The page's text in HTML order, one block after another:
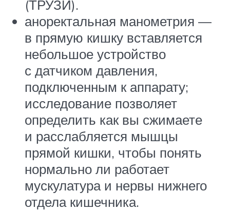
(ТРУЗИ).
аноректальная манометрия —
в прямую кишку вставляется
небольшое устройство
с датчиком давления,
подключенным к аппарату;
исследование позволяет
определить как вы сжимаете
и расслабляется мышцы
прямой кишки, чтобы понять
нормально ли работает
мускулатура и нервы нижнего
отдела кишечника.